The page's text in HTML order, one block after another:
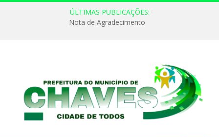
ÚLTIMAS PUBLICAÇÕES:
Nota de Agradecimento